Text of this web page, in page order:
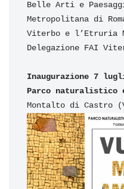
Belle Arti e
Metropolitana di
Viterbo e l’Etruria
Delegazione FAI
Inaugurazione 7
Montalto di Castro